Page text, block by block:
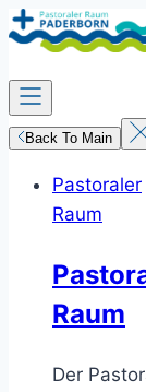
Zum
Inhalt
springen
Back To Main
Pastoraler
Raum
Raum
Der